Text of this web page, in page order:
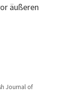
äußeren
Journal of